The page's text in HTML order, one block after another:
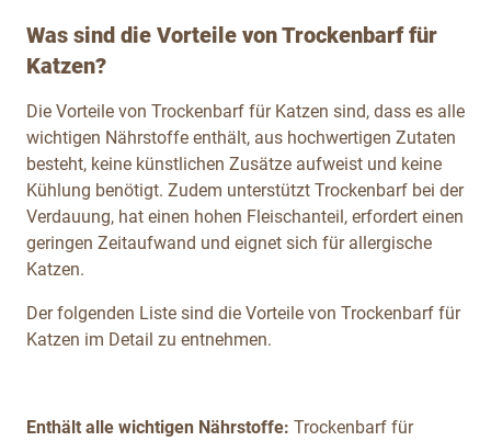
Was sind die Vorteile von Trockenbarf für
Katzen?
Die Vorteile von Trockenbarf für Katzen sind, dass es alle
wichtigen Nährstoffe enthält, aus hochwertigen Zutaten
besteht, keine künstlichen Zusätze aufweist und keine
Kühlung benötigt. Zudem unterstützt Trockenbarf bei der
Verdauung, hat einen hohen Fleischanteil, erfordert einen
geringen Zeitaufwand und eignet sich für allergische
Katzen.
Der folgenden Liste sind die Vorteile von Trockenbarf für
Katzen im Detail zu entnehmen.
Enthält alle wichtigen Nährstoffe: Trockenbarf für